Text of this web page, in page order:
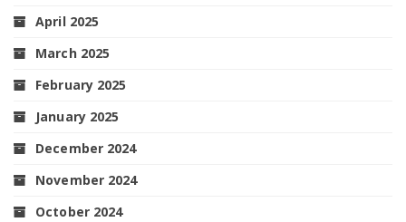
April 2025
March 2025
February 2025
January 2025
December 2024
November 2024
October 2024